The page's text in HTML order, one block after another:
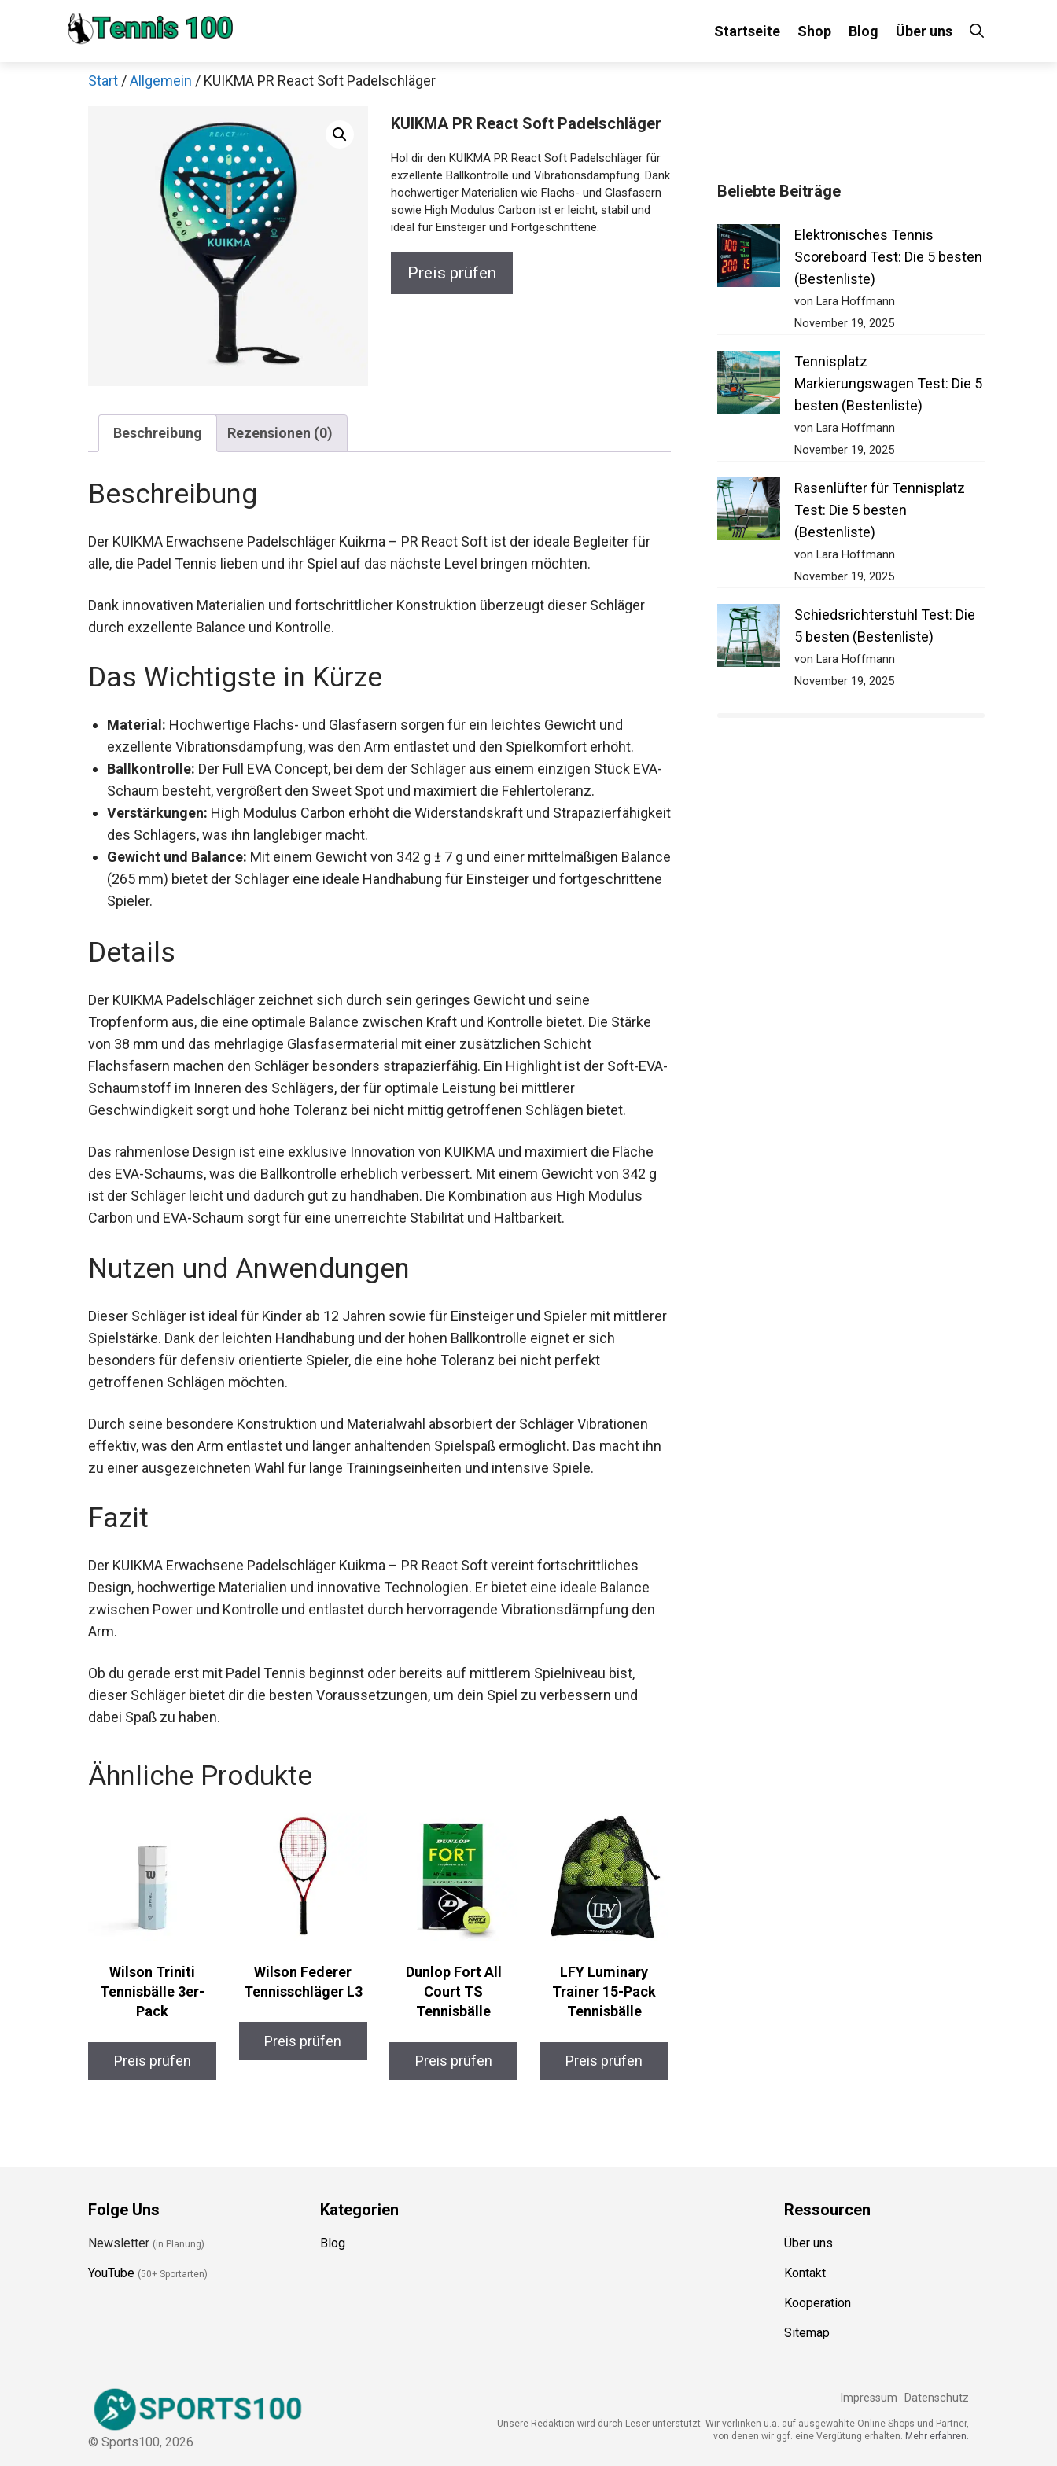
Startseite Shop Blog Über uns
Start /Allgemein / KUIKMA PR React Soft Padelschläger
KUIKMA PR React Soft Padelschläger
Hol dir den KUIKMA PR React Soft Padelschläger für
exzellente Ballkontrolle und Vibrationsdämpfung.
Dank hochwertiger Materialien wie Flachs- und
Glasfasern sowie High Modulus Carbon ist er leicht,
stabil und ideal für Einsteiger und Fortgeschrittene.
Preis prüfen
Beschreibung Rezensionen (0)
Beschreibung
Der KUIKMA Erwachsene Padelschläger Kuikma – PR React Soft ist der ideale Begleiter für
alle, die Padel Tennis lieben und ihr Spiel auf das nächste Level bringen möchten.
Dank innovativen Materialien und fortschrittlicher Konstruktion überzeugt dieser Schläger
durch exzellente Balance und Kontrolle.
Das Wichtigste in Kürze
Material: Hochwertige Flachs- und Glasfasern sorgen für ein leichtes Gewicht und
exzellente Vibrationsdämpfung, was den Arm entlastet und den Spielkomfort erhöht.
Ballkontrolle: Der Full EVA Concept, bei dem der Schläger aus einem einzigen Stück EVA-
Schaum besteht, vergrößert den Sweet Spot und maximiert die Fehlertoleranz.
Verstärkungen: High Modulus Carbon erhöht die Widerstandskraft und
Strapazierfähigkeit des Schlägers, was ihn langlebiger macht.
Gewicht und Balance: Mit einem Gewicht von 342 g ± 7 g und einer mittelmäßigen
Balance (265 mm) bietet der Schläger eine ideale Handhabung für Einsteiger und
fortgeschrittene Spieler.
Details
Der KUIKMA Padelschläger zeichnet sich durch sein geringes Gewicht und seine
Tropfenform aus, die eine optimale Balance zwischen Kraft und Kontrolle bietet. Die Stärke
von 38 mm und das mehrlagige Glasfasermaterial mit einer zusätzlichen Schicht
Flachsfasern machen den Schläger besonders strapazierfähig. Ein Highlight ist der Soft-
EVA-Schaumstoff im Inneren des Schlägers, der für optimale Leistung bei mittlerer
Geschwindigkeit sorgt und hohe Toleranz bei nicht mittig getroffenen Schlägen bietet.
Das rahmenlose Design ist eine exklusive Innovation von KUIKMA und maximiert die Fläche
des EVA-Schaums, was die Ballkontrolle erheblich verbessert. Mit einem Gewicht von 342 g
ist der Schläger leicht und dadurch gut zu handhaben. Die Kombination aus High Modulus
Carbon und EVA-Schaum sorgt für eine unerreichte Stabilität und Haltbarkeit.
Nutzen und Anwendungen
Dieser Schläger ist ideal für Kinder ab 12 Jahren sowie für Einsteiger und Spieler mit
mittlerer Spielstärke. Dank der leichten Handhabung und der hohen Ballkontrolle eignet er
sich besonders für defensiv orientierte Spieler, die eine hohe Toleranz bei nicht perfekt
getroffenen Schlägen möchten.
Durch seine besondere Konstruktion und Materialwahl absorbiert der Schläger Vibrationen
effektiv, was den Arm entlastet und länger anhaltenden Spielspaß ermöglicht. Das macht ihn
zu einer ausgezeichneten Wahl für lange Trainingseinheiten und intensive Spiele.
Fazit
Der KUIKMA Erwachsene Padelschläger Kuikma – PR React Soft vereint fortschrittliches
Design, hochwertige Materialien und innovative Technologien. Er bietet eine ideale Balance
zwischen Power und Kontrolle und entlastet durch hervorragende Vibrationsdämpfung den
Arm.
Ob du gerade erst mit Padel Tennis beginnst oder bereits auf mittlerem Spielniveau bist,
dieser Schläger bietet dir die besten Voraussetzungen, um dein Spiel zu verbessern und
dabei Spaß zu haben.
Ähnliche Produkte
Wilson Triniti
Tennisbälle 3er-
Pack
Preis prüfen
Wilson Federer
Tennisschläger L3
Preis prüfen
Dunlop Fort All
Court TS
Tennisbälle
Preis prüfen
LFY Luminary
Trainer 15-Pack
Tennisbälle
Preis prüfen
Beliebte Beiträge
Elektronisches Tennis
Scoreboard Test: Die 5
besten (Bestenliste)
von Lara Hoffmann
November 19, 2025
Tennisplatz
Markierungswagen Test: Die
5 besten (Bestenliste)
von Lara Hoffmann
November 19, 2025
Rasenlüfter für Tennisplatz
Test: Die 5 besten
(Bestenliste)
von Lara Hoffmann
November 19, 2025
Schiedsrichterstuhl Test: Die
5 besten (Bestenliste)
von Lara Hoffmann
November 19, 2025
Folge Uns
Newsletter(in Planung)
YouTube (50+ Sportarten)
Kategorien
Blog
Ressourcen
Über uns
Kontakt
Kooperation
Sitemap
© Sports100, 2026
Impressum Datenschutz
Unsere Redaktion wird durch Leser unterstützt. Wir verlinken u.a. auf ausgewählte Online-Shops und Partner,
von denen wir ggf. eine Vergütung erhalten.
Mehr erfahren.
Jetzt anschauen